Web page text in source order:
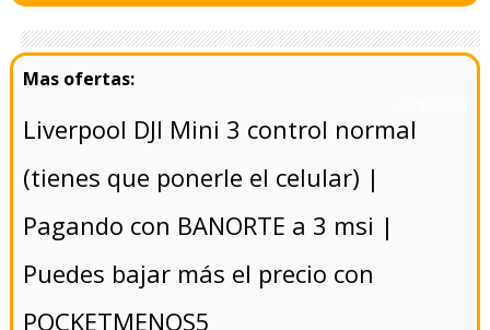
Liverpool DJI Mini 3 control normal
(tienes que ponerle el celular) |
Pagando con BANORTE a 3 msi |
Puedes bajar más el precio con
POCKETMENOS5